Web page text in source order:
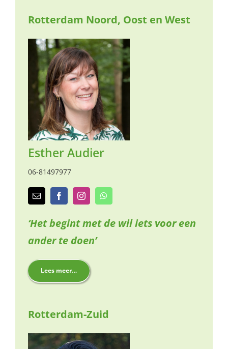
Rotterdam Noord, Oost en West
Esther Audier
06-81497977
‘Het begint met de wil iets voor een
ander te doen’
Lees meer…
Rotterdam-Zuid